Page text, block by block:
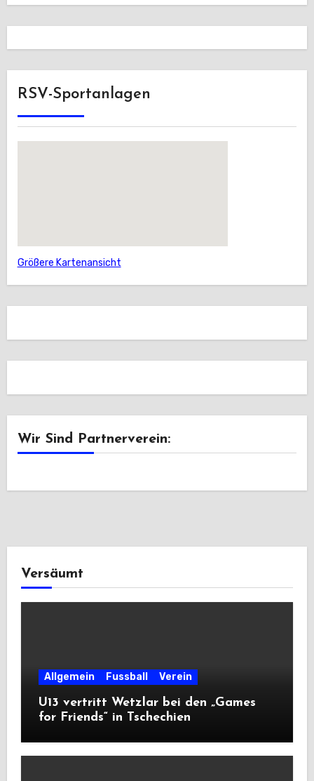
RSV-Sportanlagen
Größere Kartenansicht
Wir Sind Partnerverein:
Versäumt
Allgemein Fussball Verein
U13 vertritt Wetzlar bei den „Games
for Friends“ in Tschechien